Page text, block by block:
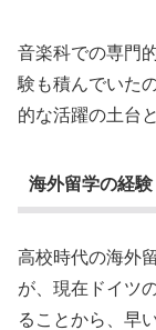
音楽科での専門
験も積んでいた
的な活躍の土台
海外留学の経験
高校時代の海外
が、現在ドイツ
ることから、早